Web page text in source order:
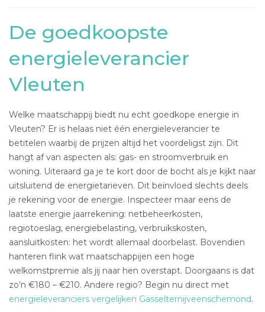
De goedkoopste
energieleverancier
Vleuten
Welke maatschappij biedt nu echt goedkope energie in
Vleuten? Er is helaas niet één energieleverancier te
betitelen waarbij de prijzen altijd het voordeligst zijn. Dit
hangt af van aspecten als: gas- en stroomverbruik en
woning. Uiteraard ga je te kort door de bocht als je kijkt naar
uitsluitend de energietarieven. Dit beïnvloed slechts deels
je rekening voor de energie. Inspecteer maar eens de
laatste energie jaarrekening: netbeheerkosten,
regiotoeslag, energiebelasting, verbruikskosten,
aansluitkosten: het wordt allemaal doorbelast. Bovendien
hanteren flink wat maatschappijen een hoge
welkomstpremie als jij naar hen overstapt. Doorgaans is dat
zo’n €180 – €210. Andere regio? Begin nu direct met
energieleveranciers vergelijken Gasselternijveenschemond.